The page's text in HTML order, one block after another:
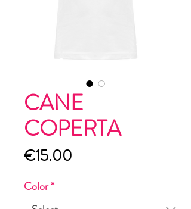
CANE
COPERTA
€15.00
Color*